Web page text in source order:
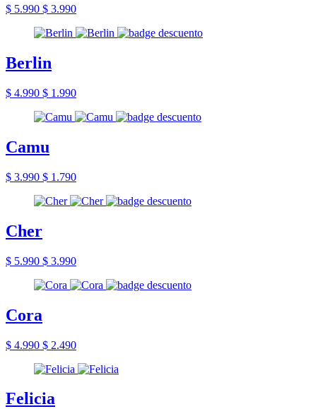
$ 5.990 $ 3.990
Berlin
$ 4.990 $ 1.990
Camu
$ 3.990 $ 1.790
Cher
$ 5.990 $ 3.990
Cora
$ 4.990 $ 2.490
Felicia